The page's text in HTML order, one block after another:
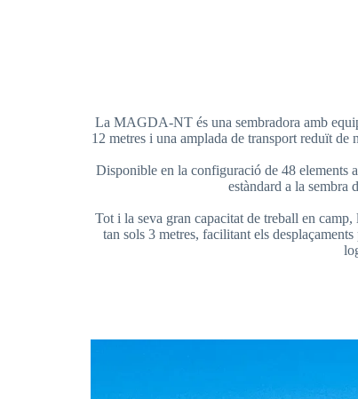
La MAGDA-NT és una sembradora amb
12 metres i una amplada de transport reduït
Disponible en la configuració de 48 elements
estàndard a la sembra
Tot i la seva gran capacitat de treball en
tan sols 3 metres, facilitant els